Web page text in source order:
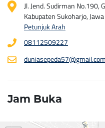
Jl. Jend. Sudirman No.190,
Kabupaten Sukoharjo,
Petunjuk Arah
08112509227
duniasepeda57@gmail.com
Jam Buka